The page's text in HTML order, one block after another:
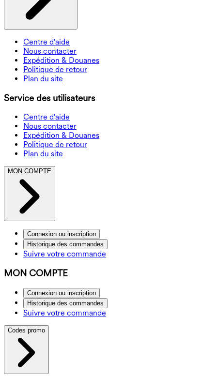
Centre d'aide
Nous contacter
Expédition & Douanes
Politique de retour
Plan du site
Service des utilisateurs
Centre d'aide
Nous contacter
Expédition & Douanes
Politique de retour
Plan du site
MON COMPTE
Connexion ou inscription
Historique des commandes
Suivre votre commande
MON COMPTE
Connexion ou inscription
Historique des commandes
Suivre votre commande
Codes promo